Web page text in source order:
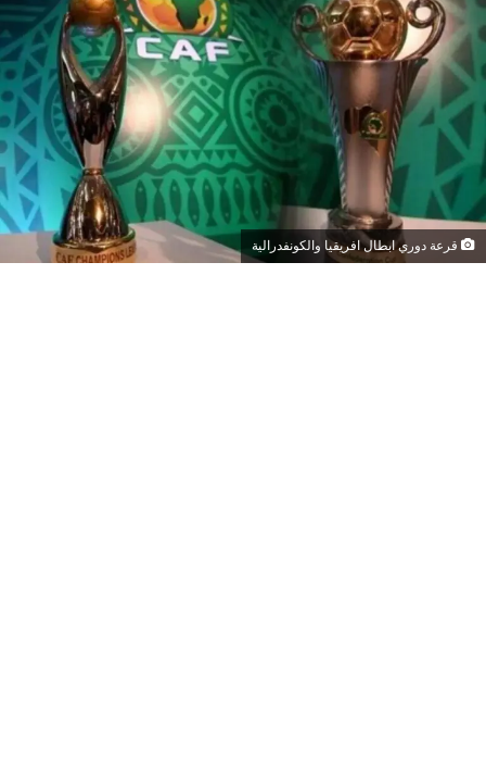
قرعة دوري ابطال افريقيا والكونفدرالية